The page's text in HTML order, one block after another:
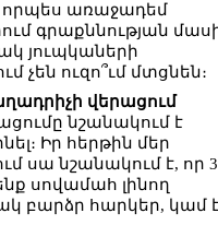
որպես առաջադեմ
գրաքննության
յուպկաների
չեն ուզո՞ւմ մտցնեն։
վերացում
նշանակում է
Իր հերթին մեր
սա նշանակում է, որ
սովամահ լինող
բարձր հարկեր, կամ